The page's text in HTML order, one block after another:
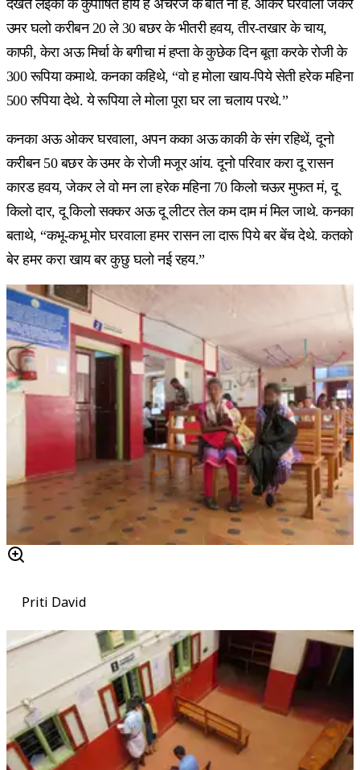
देखत लइका के कुपोषित होय ह अचरज के बात नो हे. ओकर घरवाला जेकर
उमर घलो करीबन 20 ले 30 बछर के भीतरी हवय, तीर-तखार के चाय,
काफी, केरा अऊ मिर्चा के बगीचा मं हप्ता के कुछेक दिन बूता करके रोजी के
300 रूपिया कमाथे. कनका कहिथे, “वो ह मोला खाय-पिये सेती हरेक महिना
500 रुपिया देथे. ये रूपिया ले मोला पूरा घर ला चलाय परथे.”
कनका अऊ ओकर घरवाला, अपन कका अऊ काकी के संग रहिथें, दूनो
करीबन 50 बछर के उमर के रोजी मजूर आंय. दूनो परिवार करा दू रासन
कारड हवय, जेकर ले वो मन ला हरेक महिना 70 किलो चऊर मुफत मं, दू
किलो दार, दू किलो सक्कर अऊ दू लीटर तेल कम दाम मं मिल जाथे. कनका
बताथे, “कभू-कभू मोर घरवाला हमर रासन ला दारू पिये बर बेंच देथे. कतको
बेर हमर करा खाय बर कुछु घलो नई रहय.”
Priti David